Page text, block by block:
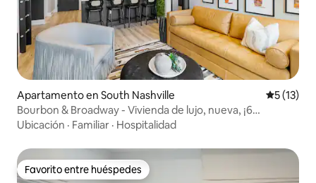
Apartamento en South Nashville
5 (13)
Bourbon & Broadway - Vivienda de lujo, nueva, ¡6
habitaciones!
Ubicación · Familiar · Hospitalidad
Favorito entre huéspedes
Favorito entre huéspedes